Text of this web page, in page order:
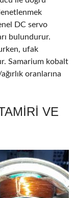
DC servo
bulundurur.
ufak
Samarium kobalt
oranlarına
VE